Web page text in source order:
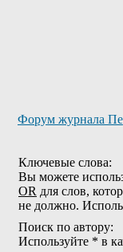
Форум журнала
Ключевые слова:
Вы можете
OR для слов,
не должно.
Поиск по автору:
Используйте * в